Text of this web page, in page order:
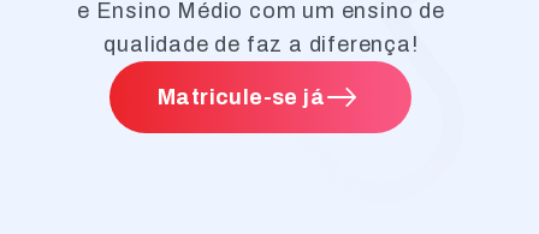
e Ensino Médio com um ensino de
qualidade de faz a diferença!
Matricule-se já